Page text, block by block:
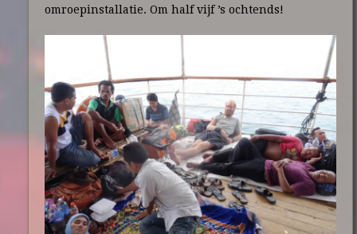
omroepinstallatie. Om half vijf ’s ochtends!